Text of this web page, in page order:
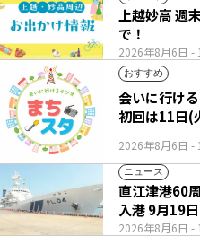
2026年8月6日 -
上越妙高 週
で！
おすすめ
2026年8月6日 -
会いに行け
初回は11日(
ニュース
2026年8月6日 -
直江津港60
入港 9月